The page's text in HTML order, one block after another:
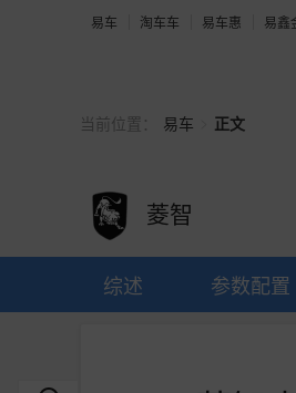
易车 淘车车 易车惠 易鑫
当前位置： 易车 正文
菱智
综述 参数配置